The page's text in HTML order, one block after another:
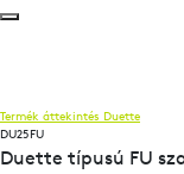
Termék áttekintés Duette
DU25FU
Duette típusú FU